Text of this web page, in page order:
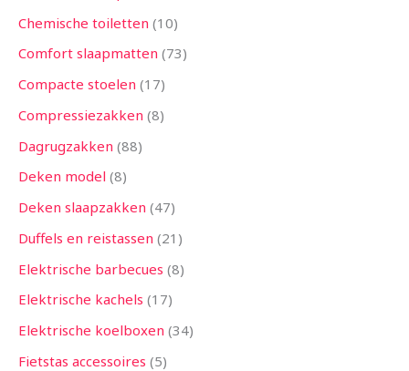
Chemische toiletten 10
Comfort slaapmatten 73
Compacte stoelen 17
Compressiezakken 8
Dagrugzakken 88
Deken model 8
Deken slaapzakken 47
Duffels en reistassen 21
Elektrische barbecues 8
Elektrische kachels 17
Elektrische koelboxen 34
Fietstas accessoires 5